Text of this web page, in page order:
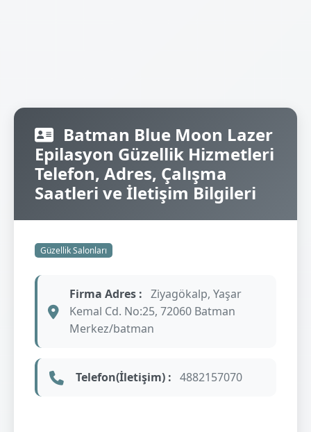
Batman Blue Moon Lazer
Epilasyon Güzellik Hizmetleri
Telefon, Adres, Çalışma
Saatleri ve İletişim Bilgileri
Güzellik Salonları
Firma Adres : Ziyagökalp, Yaşar
Kemal Cd. No:25, 72060 Batman
Merkez/batman
Telefon(İletişim) : 4882157070